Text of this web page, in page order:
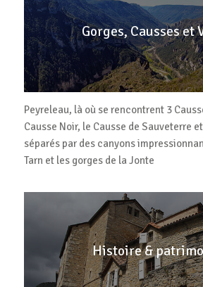
Gorges, Causses et
Peyreleau, là où se rencontrent 3
Causse Noir, le Causse de Sauveterre
séparés par des canyons
Tarn et les gorges de la Jonte
Histoire &